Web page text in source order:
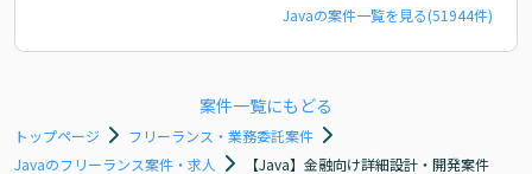
Javaの案件一覧を見る(51944件)
案件一覧にもどる
トップページ
フリーランス・業務委託案件
Javaのフリーランス案件・求人
【Java】金融向け詳細設計・開発案件